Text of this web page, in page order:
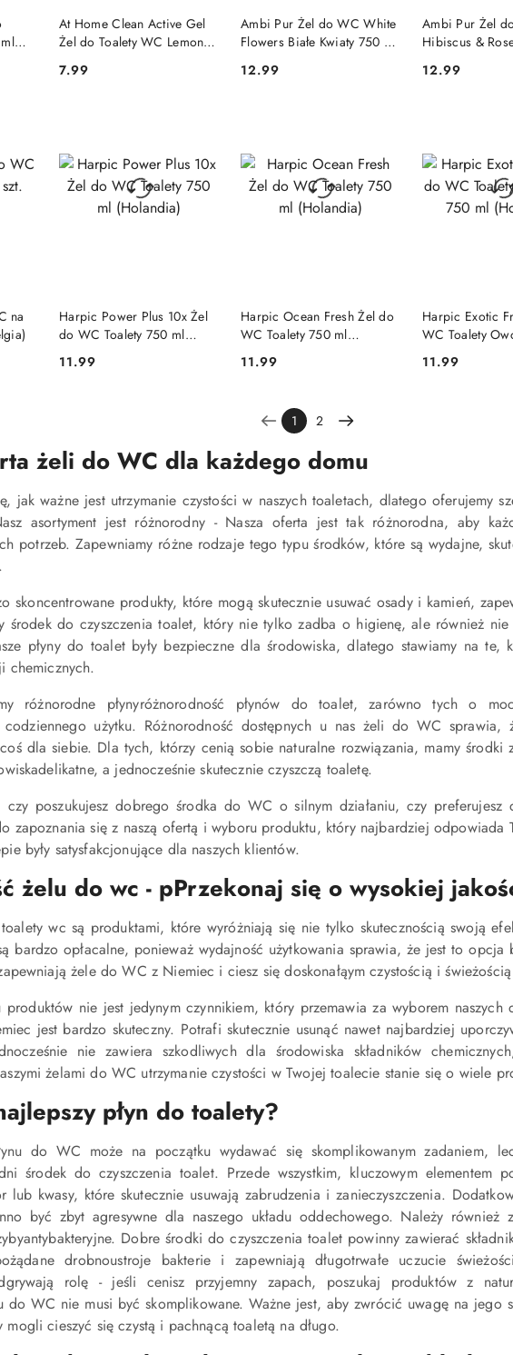
At Home Clean Active Gel
Żel do Toalety WC Lemon
Cena:
7.99
DO KOSZYKA
Ambi Pur Żel do WC White
Flowers Białe Kwiaty 750 ml
Cena:
12.99
DO KOSZYKA
Ambi Pur Żel
Hibiscus &
Cena:
12.99
DO
na
Harpic Power Plus 10x Żel
do WC Toalety 750 ml
Cena:
11.99
PRODUKT NIEDOSTĘPNY
Harpic Ocean Fresh Żel do
WC Toalety 750 ml
Cena:
11.99
PRODUKT NIEDOSTĘPNY
Harpic Exotic
WC Toalety
Cena:
11.99
PRODUKT
1 2
żeli do WC dla każdego domu
jak ważne jest utrzymanie czystości w naszych toaletach, dlatego oferujemy
asortyment jest różnorodny - Nasza oferta jest tak różnorodna, aby
potrzeb. Zapewniamy różne rodzaje tego typu środków, które są wydajne,
skoncentrowane produkty, które mogą skutecznie usuwać osady i kamień,
środek do czyszczenia toalet, który nie tylko zadba o higienę, ale również
płyny do toalet były bezpieczne dla środowiska, dlatego stawiamy na
chemicznych.
różnorodne płynyróżnorodność płynów do toalet, zarówno tych o
codziennego użytku. Różnorodność dostępnych u nas żeli do WC sprawia,
dla siebie. Dla tych, którzy cenią sobie naturalne rozwiązania, mamy środki
a jednocześnie skutecznie czyszczą toaletę.
poszukujesz dobrego środka do WC o silnym działaniu, czy preferujesz
zapoznania się z naszą ofertą i wyboru produktu, który najbardziej
były satysfakcjonujące dla naszych klientów.
żelu do wc - pPrzekonaj się o wysokiej
wc są produktami, które wyróżniają się nie tylko skutecznością swoją
bardzo opłacalne, ponieważ wydajność użytkowania sprawia, że jest to opcja
żele do WC z Niemiec i ciesz się doskonałąym czystością i
nie jest jedynym czynnikiem, który przemawia za wyborem naszych
jest bardzo skuteczny. Potrafi skutecznie usunąć nawet najbardziej
nie zawiera szkodliwych dla środowiska składników
żelami do WC utrzymanie czystości w Twojej toalecie stanie się o wiele
płyn do toalety?
do WC może na początku wydawać się skomplikowanym zadaniem,
środek do czyszczenia toalet. Przede wszystkim, kluczowym elementem
lub kwasy, które skutecznie usuwają zabrudzenia i zanieczyszczenia.
być zbyt agresywne dla naszego układu oddechowego. Należy również
Dobre środki do czyszczenia toalet powinny zawierać
drobnoustroje bakterie i zapewniają długotrwałe uczucie
rolę - jeśli cenisz przyjemny zapach, poszukaj produktów z
do WC nie musi być skomplikowane. Ważne jest, aby zwrócić uwagę na jego
mogli cieszyć się czystą i pachnącą toaletą na długo.